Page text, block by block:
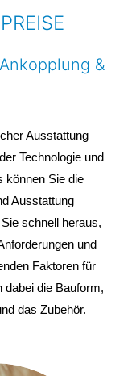
&
Ausstattung
Technologie und
können Sie die
Ausstattung
schnell heraus,
und
Faktoren für
dabei die Bauform,
das Zubehör.